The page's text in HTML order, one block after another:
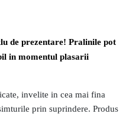
de prezentare! Pralinile pot
in momentul plasarii
invelite in cea mai fina
prin suprindere. Produs